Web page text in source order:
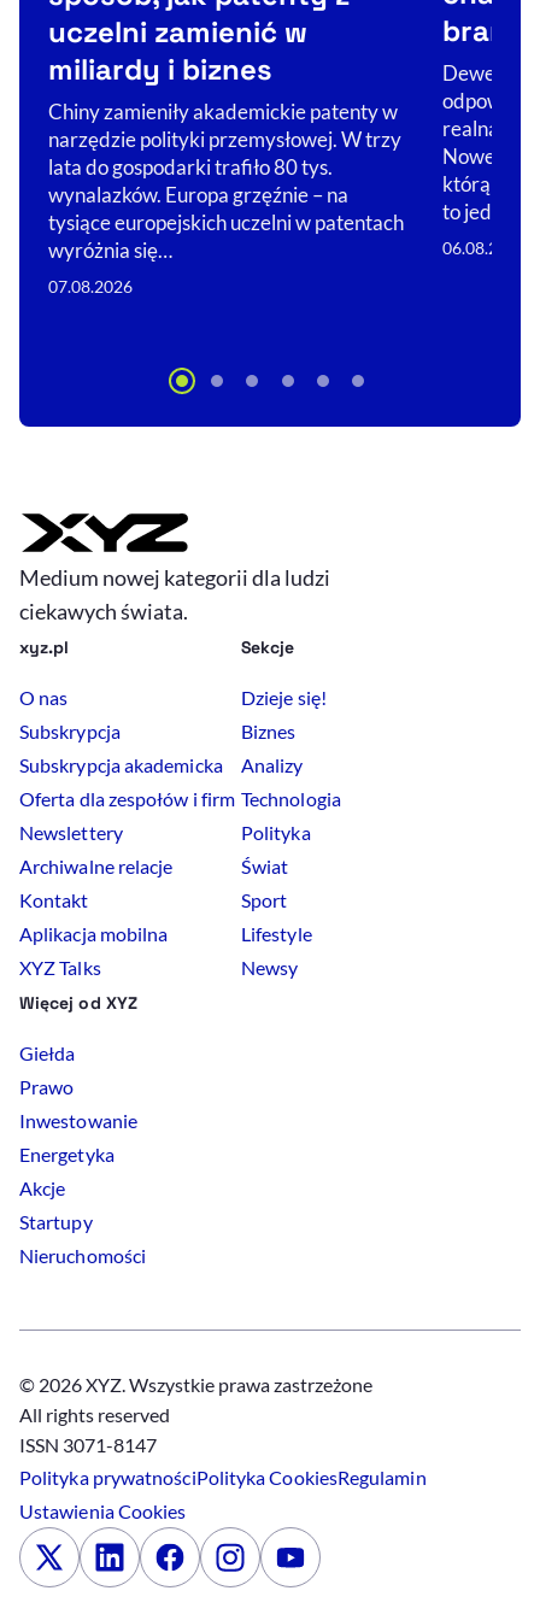
uczelni zamienić w
miliardy i biznes
Chiny zamieniły akademickie patenty w
narzędzie polityki przemysłowej. W trzy
lata do gospodarki trafiło 80 tys.
wynalazków. Europa grzęźnie – na
tysiące europejskich uczelni w patentach
wyróżnia się…
07.08.2026
realną
którą
to jedna z…
06.08.2026
Medium nowej kategorii dla ludzi
ciekawych świata.
xyz.pl
O nas
Subskrypcja
Subskrypcja akademicka
Oferta dla zespołów i firm
Newslettery
Archiwalne relacje
Kontakt
Aplikacja mobilna
XYZ Talks
Sekcje
Dzieje się!
Biznes
Analizy
Technologia
Polityka
Świat
Sport
Lifestyle
Newsy
Więcej od XYZ
Giełda
Prawo
Inwestowanie
Energetyka
Akcje
Startupy
Nieruchomości
© 2026 XYZ. Wszystkie prawa zastrzeżone
All rights reserved
ISSN 3071-8147
Polityka prywatnościPolitykaCookiesRegulamin
UstawieniaCookies
x LinkedinFacebookInstagramYoutube